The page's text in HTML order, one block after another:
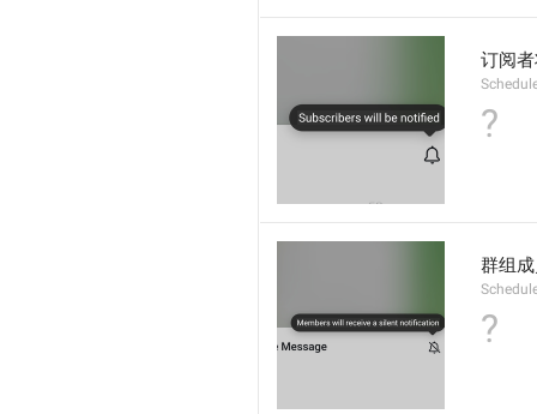
订阅
?
群组
?